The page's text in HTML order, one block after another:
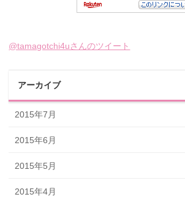
@tamagotchi4uさんのツイート
アーカイブ
2015年7月
2015年6月
2015年5月
2015年4月